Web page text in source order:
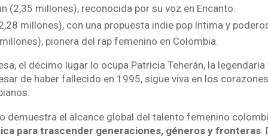
(2,35 millones), reconocida por su voz en Encanto.
millones), con una propuesta indie pop íntima y
pionera del rap femenino en Colombia.
el décimo lugar lo ocupa Patricia Teherán, la legendaria
de haber fallecido en 1995, sigue viva en los
demuestra el alcance global del talento femenino
para trascender generaciones, géneros y fronteras.